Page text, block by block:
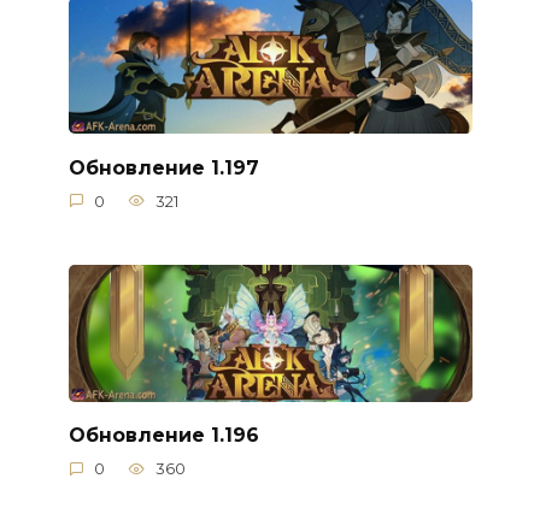
Обновление 1.197
0 321
Обновление 1.196
0 360